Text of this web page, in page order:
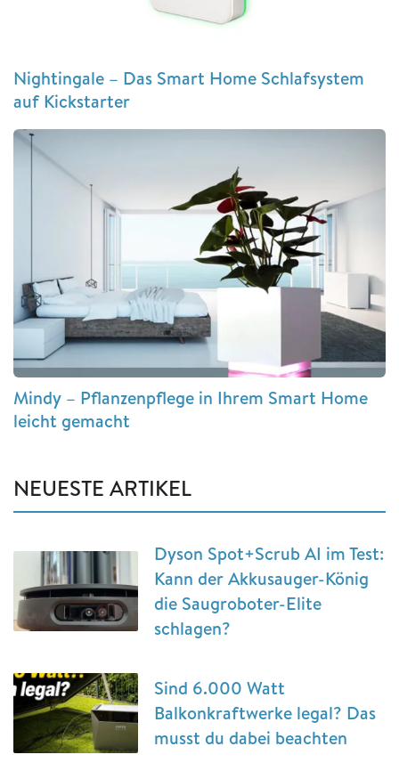
Nightingale – Das Smart Home Schlafsystem
auf Kickstarter
Mindy – Pflanzenpflege in Ihrem Smart Home
leicht gemacht
NEUESTE ARTIKEL
Dyson Spot+Scrub AI im Test:
Kann der Akkusauger-König
die Saugroboter-Elite
schlagen?
Sind 6.000 Watt
Balkonkraftwerke legal? Das
musst du dabei beachten